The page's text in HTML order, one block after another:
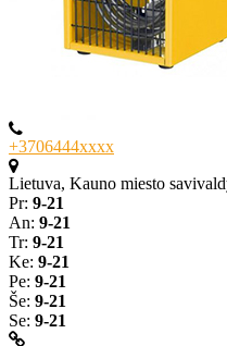
+3706444xxxx
Lietuva, Kauno miesto
Pr: 9-21
An: 9-21
Tr: 9-21
Ke: 9-21
Pe: 9-21
Še: 9-21
Se: 9-21